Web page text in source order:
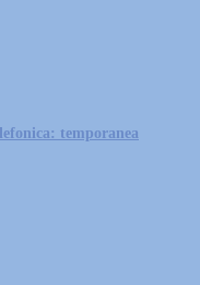
temporanea